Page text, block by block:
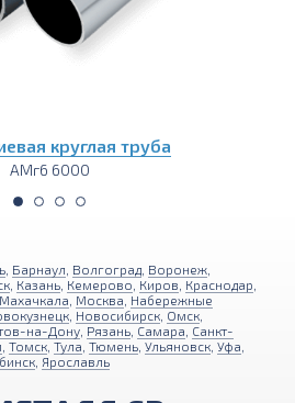
Алюминиевый тавр
АМг6 6000
Барнаул Волгоград Воронеж
Казань Кемерово Киров Краснодар
Махачкала Москва Набережные
Новосибирск Омск
на-Дону Рязань Самара Санкт-
Томск Тула Тюмень Ульяновск Уфа
Ярославль